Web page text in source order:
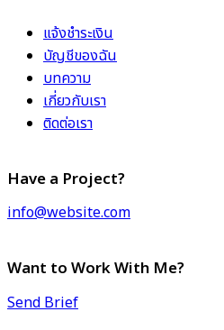
แจ้งชำระเงิน
บัญชีของฉัน
บทความ
เกี่ยวกับเรา
ติดต่อเรา
Have a Project?
info@website.com
Want to Work With Me?
Send Brief